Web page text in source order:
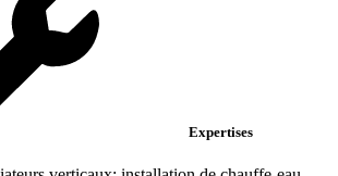
Expertises